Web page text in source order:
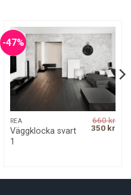
-47%
REA
Väggklocka svart
1
660kr
Original
350 kr